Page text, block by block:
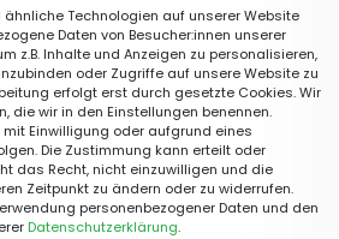
Technologien auf unserer Website
Daten von Besucher:innen unserer
z.B. Inhalte und Anzeigen zu personalisieren,
oder Zugriffe auf unsere Website zu
erfolgt erst durch gesetzte Cookies. Wir
die wir in den Einstellungen benennen.
Einwilligung oder aufgrund eines
Die Zustimmung kann erteilt oder
das Recht, nicht einzuwilligen und die
Zeitpunkt zu ändern oder zu widerrufen.
personenbezogener Daten und den
Daten­schutz­erklärung.